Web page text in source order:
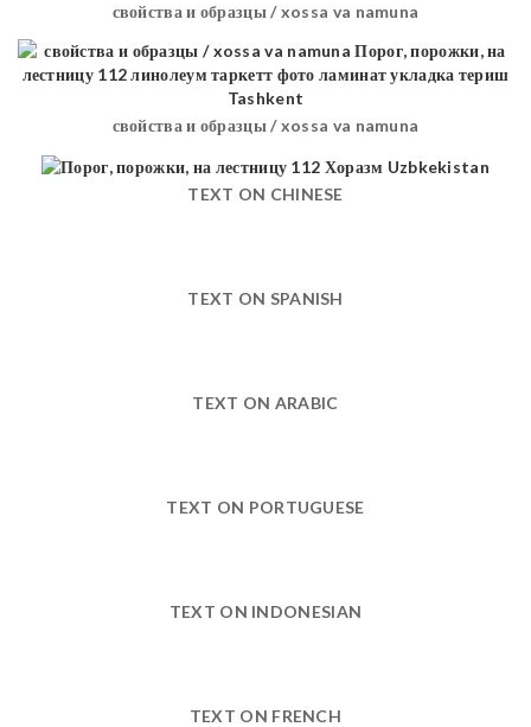
свойства и образцы / xossa va namuna
свойства и образцы / xossa va namuna
TEXT ON CHINESE
TEXT ON SPANISH
TEXT ON ARABIC
TEXT ON PORTUGUESE
TEXT ON INDONESIAN
TEXT ON FRENCH